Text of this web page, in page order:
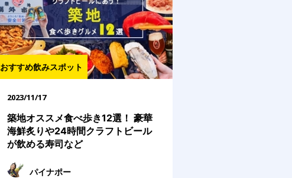
おすすめ飲みスポット
2023/11/17
築地オススメ食べ歩き12選！ 豪華
海鮮炙りや24時間クラフトビール
が飲める寿司など
パイナポー